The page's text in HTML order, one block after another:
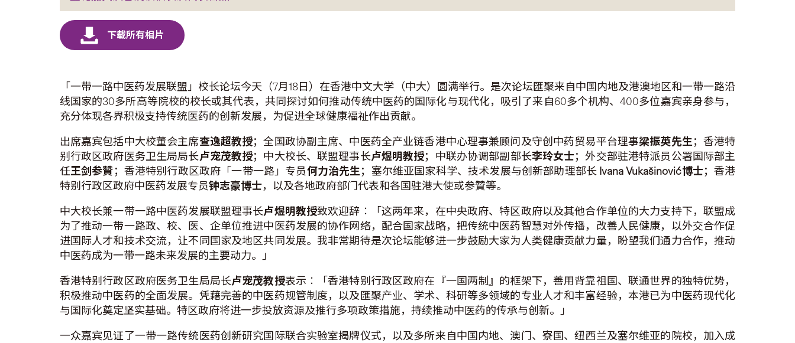
「一带一路中医药发展联盟」校长论坛今天（7月18日）在香港中文大学（中大）圆满举行。是次论坛匯聚来自中国内地及港澳地区和一带一路沿
线国家的30多所高等院校的校长或其代表，共同探讨如何推动传统中医药的国际化与现代化，吸引了来自60多个机构、400多位嘉宾亲身参与，
充分体现各界积极支持传统医药的创新发展，为促进全球健康福祉作出贡献。
出席嘉宾包括中大校董会主席查逸超教授；全国政协副主席、中医药全产业链香港中心理事兼顾问及守创中药贸易平台理事梁振英先生；香港特
别行政区政府医务卫生局局长卢宠茂教授；中大校长、联盟理事长卢煜明教授；中联办协调部副部长李玲女士；外交部驻港特派员公署国际部主
任王剑参贊；香港特别行政区政府「一带一路」专员何力治先生；塞尔维亚国家科学、技术发展与创新部助理部长 Ivana Vukašinović博士；香港
特别行政区政府中医药发展专员钟志豪博士，以及各地政府部门代表和各国驻港大使或参贊等。
中大校长兼一带一路中医药发展联盟理事长卢煜明教授致欢迎辞︰「这两年来，在中央政府、特区政府以及其他合作单位的大力支持下，联盟成
为了推动一带一路政、校、医、企单位推进中医药发展的协作网络，配合国家战略，把传统中医药智慧对外传播，改善人民健康，以外交合作促
进国际人才和技术交流，让不同国家及地区共同发展。我非常期待是次论坛能够进一步鼓励大家为人类健康贡献力量，盼望我们通力合作，推动
中医药成为一带一路未来发展的主要动力。」
香港特别行政区政府医务卫生局局长卢宠茂教授表示︰「香港特别行政区政府在『一国两制』的框架下，善用背靠祖国、联通世界的独特优势，
积极推动中医药的全面发展。凭藉完善的中医药规管制度，以及匯聚产业、学术、科研等多领域的专业人才和丰富经验，本港已为中医药现代化
与国际化奠定坚实基础。特区政府将进一步投放资源及推行多项政策措施，持续推动中医药的传承与创新。」
一众嘉宾见证了一带一路传统医药创新研究国际联合实验室揭牌仪式，以及多所来自中国内地、澳门、寮国、纽西兰及塞尔维亚的院校，加入成